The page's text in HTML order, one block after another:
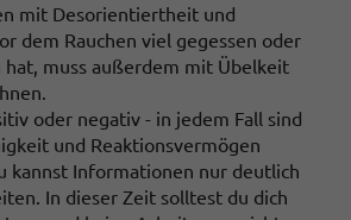
mit Desorientiertheit und
dem Rauchen viel gegessen oder
muss außerdem mit Übelkeit
oder negativ - in jedem Fall sind
und Reaktionsvermögen
kannst Informationen nur deutlich
In dieser Zeit solltest du dich